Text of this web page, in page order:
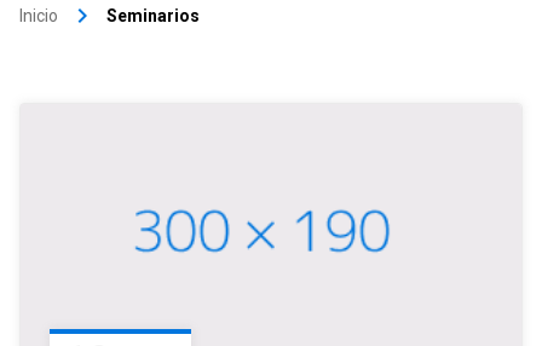
Inicio keyboard_arrow_right Seminarios